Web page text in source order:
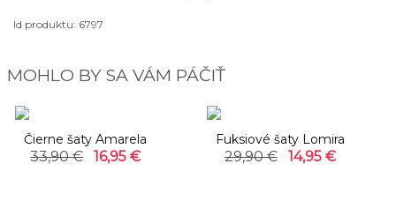
Id produktu: 6797
MOHLO BY SA VÁM PÁČIŤ
Čierne šaty Amarela
33,90 € 16,95 €
Fuksiové šaty Lomira
29,90 € 14,95 €